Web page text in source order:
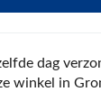
dag
winkel in